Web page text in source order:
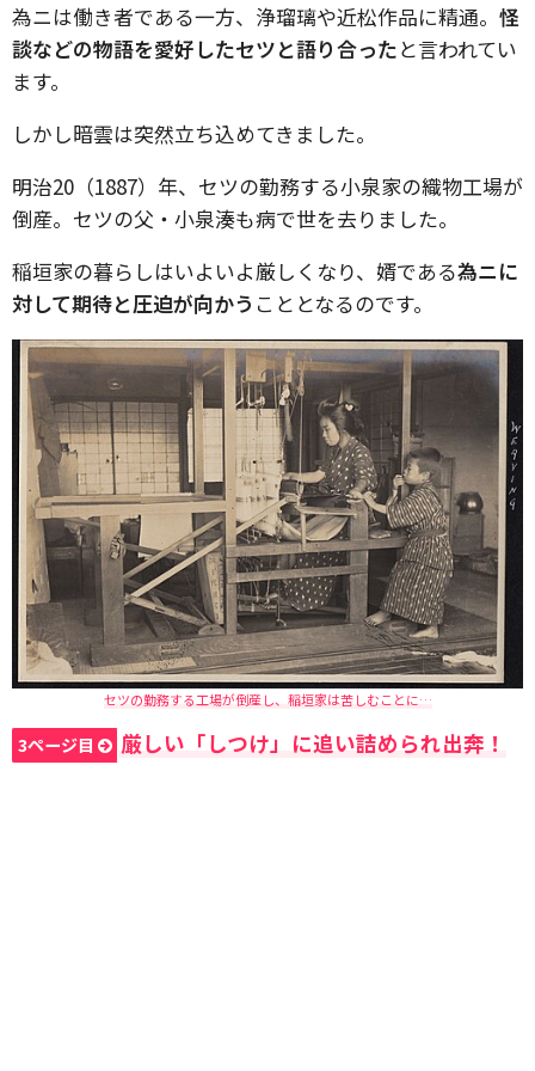
為ニは働き者である一方、浄瑠璃や近松作品に精通。 怪
談などの物語を愛好したセツと語り合ったと言われてい
ます。
しかし暗雲は突然立ち込めてきました。
明治20（1887）年、セツの勤務する小泉家の織物工場が
倒産。セツの父・小泉湊も病で世を去りました。
稲垣家の暮らしはいよいよ厳しくなり、婿である為ニに
対して期待と圧迫が向かう こととなるのです。
セツの勤務する工場が倒産し、稲垣家は苦しむことに…
3ページ目 厳しい「しつけ」に追い詰められ出奔！